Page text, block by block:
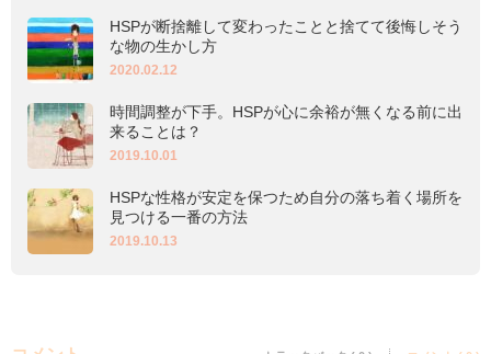
HSPが断捨離して変わったことと捨てて後悔しそう
な物の生かし方
2020.02.12
時間調整が下手。HSPが心に余裕が無くなる前に出
来ることは？
2019.10.01
HSPな性格が安定を保つため自分の落ち着く場所を
見つける一番の方法
2019.10.13